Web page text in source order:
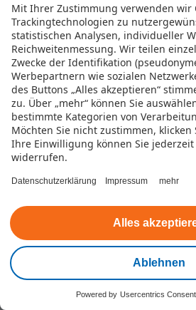
Mit Ihrer Zustimmung verwenden wir
Trackingtechnologien zu
statistischen Analysen, individueller
Reichweitenmessung. Wir teilen
Zwecke der Identifikation
Werbepartnern wie sozialen
des Buttons „Alles akzeptieren“
zu. Über „mehr“ können Sie
bestimmte Kategorien von
Möchten Sie nicht zustimmen, klicken
Ihre Einwilligung können Sie
widerrufen.
Datenschutzerklärung Impressum mehr
Ablehnen
Alles
Powered by Usercentrics
der faire Credit im
alles in einer
Überall und
Überblick über Ihren
Geld auszahlen lassen,
brauchen
4,8